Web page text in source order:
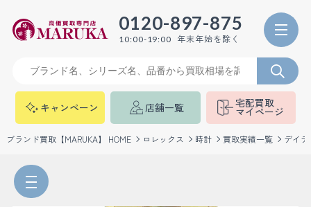
0120-897-875
10:00-19:00 年末年始を除く
キャンペーン 店舗一覧 宅配買取
マイページ
ブランド買取【MARUKA】 HOME ロレックス 時計 買取実績一覧 デイ